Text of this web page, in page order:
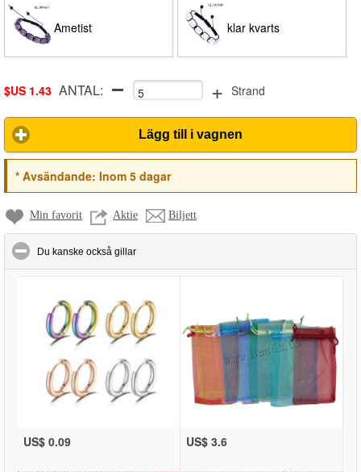
Ametist klar kvarts
$US 1.43 ANTAL: + Strand
Lägg till i vagnen
*Avsändande: Inom 5 dagar
Min favorit Aktie Biljett
Du kanske också gillar
US$ 0.09 US$ 3.6